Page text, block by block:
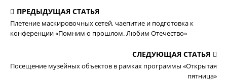
ПРЕДЫДУЩАЯ СТАТЬЯ
Плетение маскировочных сетей, чаепитие и подготовка к
конференции «Помним о прошлом. Любим Отечество»
СЛЕДУЮЩАЯ СТАТЬЯ
Посещение музейных объектов в рамках программы «Открытая
пятница»